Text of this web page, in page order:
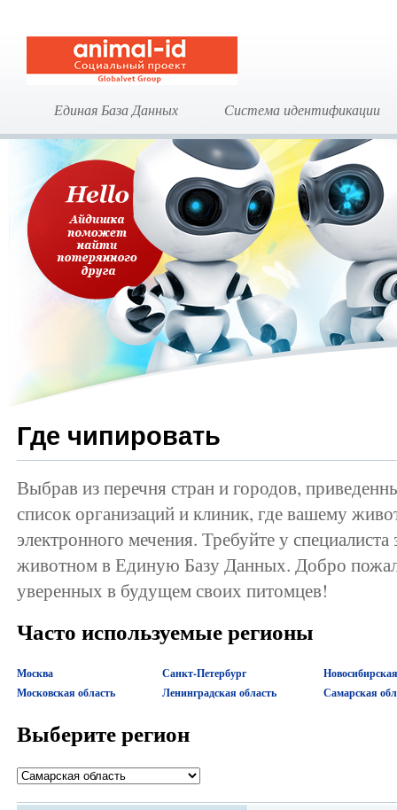
Единая База Данных Система идентификации
Где чипировать
Выбрав из перечня стран и городов,
список организаций и клиник, где вашему
электронного мечения. Требуйте у
животном в Единую Базу Данных. Добро
уверенных в будущем своих питомцев!
Часто используемые регионы
Москва
Московская область
Санкт-Петербург
Ленинградская область
Самарская
Выберите регион